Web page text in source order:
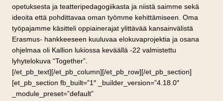
opetuksesta ja teatteripedagogiikasta ja niistä saimme sekä
ideoita että pohdittavaa oman työmme kehittämiseen. Oma
työpajamme käsitteli oppiainerajat ylittävää kansainvälistä
Erasmus- hankkeeseen kuuluvaa elokuvaprojektia ja osana
ohjelmaa oli Kallion lukiossa keväällä -22 valmistettu
lyhytelokuva “Together”.
[/et_pb_text][/et_pb_column][/et_pb_row][/et_pb_section]
[et_pb_section fb_built=”1″ _builder_version=”4.18.0″
_module_preset=”default”